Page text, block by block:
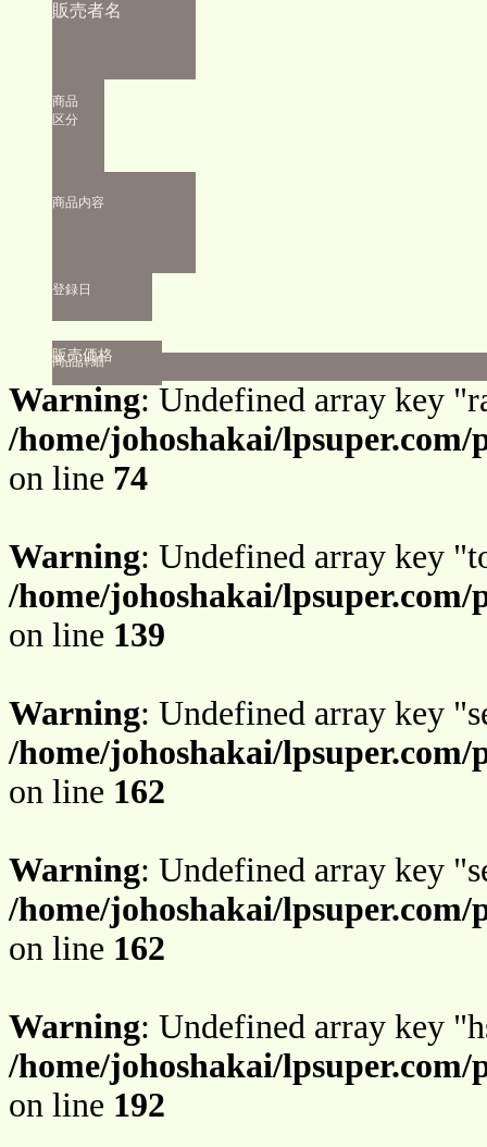
販売者名
商品
区分
商品内容
登録日
販売価格
商品詳細
Warning: Undefined array key
/home/johoshakai/
on line 74
Warning: Undefined array key
/home/johoshakai/
on line 139
Warning: Undefined array key
/home/johoshakai/
on line 162
Warning: Undefined array key
/home/johoshakai/
on line 162
Warning: Undefined array key
/home/johoshakai/
on line 192